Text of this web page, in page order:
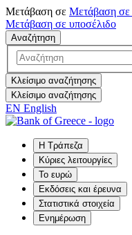
Μετάβαση σε Μετάβαση σε
Μετάβαση σε υποσέλιδο
Αναζήτηση
Κλείσιμο αναζήτησης
Κλείσιμο αναζήτησης
EN English
Η Τράπεζα
Κύριες λειτουργίες
Το ευρώ
Εκδόσεις και έρευνα
Στατιστικά στοιχεία
Ενημέρωση